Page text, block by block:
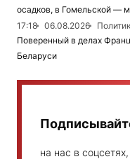
осадков, в Гомельской —
17:18
06.08.2026
Поверенный в делах
Беларуси
на нас в